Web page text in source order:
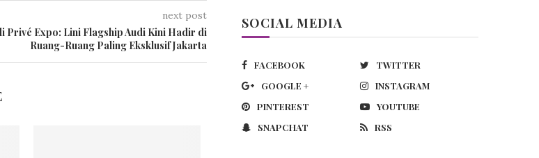
next post
Privé Expo: Lini Flagship Audi Kini Hadir di
Ruang-Ruang Paling Eksklusif Jakarta
SOCIAL MEDIA
FACEBOOK
TWITTER
GOOGLE +
INSTAGRAM
PINTEREST
YOUTUBE
SNAPCHAT
RSS